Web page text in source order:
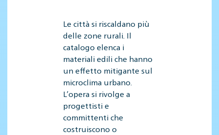
Le città si riscaldano più
delle zone rurali. Il
catalogo elenca i
materiali edili che hanno
un effetto mitigante sul
microclima urbano.
L’opera si rivolge a
progettisti e
committenti che
costruiscono o